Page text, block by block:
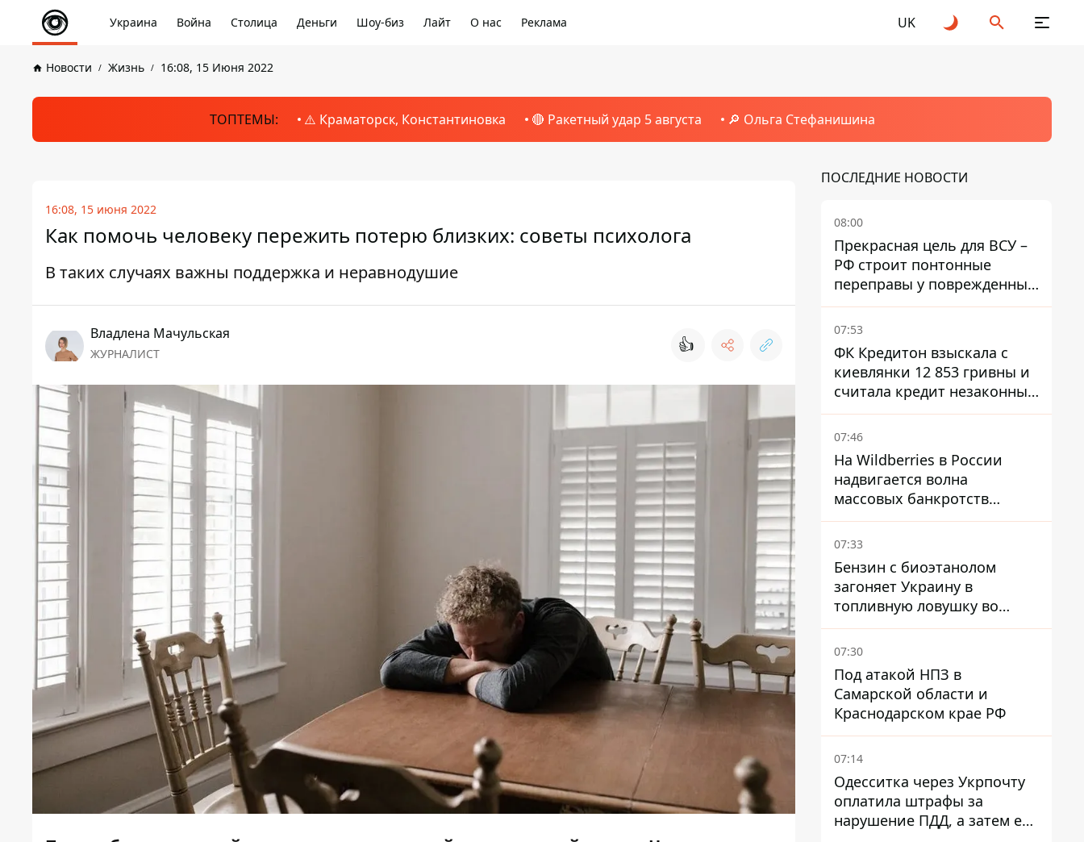
Украина Война Столица Деньги Шоу-биз Лайт О нас Реклама UK
Новости Жизнь 16:08, 15 Июня 2022
ТОПТЕМЫ: ⚠️ Краматорск, Константиновка 🔴 Ракетный удар 5 августа 🔎 Ольга Стефанишина
16:08, 15 июня 2022
Как помочь человеку пережить потерю близких: советы психолога
В таких случаях важны поддержка и неравнодушие
Владлена Мачульская
ЖУРНАЛИСТ 👍
ПОСЛЕДНИЕ НОВОСТИ
08:00
Прекрасная цель для ВСУ –
РФ строит понтонные
переправы у поврежденных
мостов на ТОТ
07:53
ФК Кредитон взыскала с
киевлянки 12 853 гривны и
считала кредит незаконным
- что решил суд
07:46
На Wildberries в России
надвигается волна
массовых банкротств
продавцов - Reuters
07:33
Бензин с биоэтанолом
загоняет Украину в
топливную ловушку во
время войны - Сергей Куюн
07:30
Под атакой НПЗ в
Самарской области и
Краснодарском крае РФ
07:14
Одесситка через Укрпочту
оплатила штрафы за
нарушение ПДД, а затем ее